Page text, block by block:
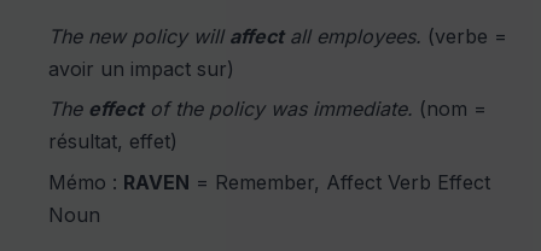
The new policy will affectall employees. (verbe =
avoir un impact sur)
The effectof the policy was immediate. (nom =
résultat, effet)
Mémo : RAVEN = Remember, Affect Verb Effect
Noun